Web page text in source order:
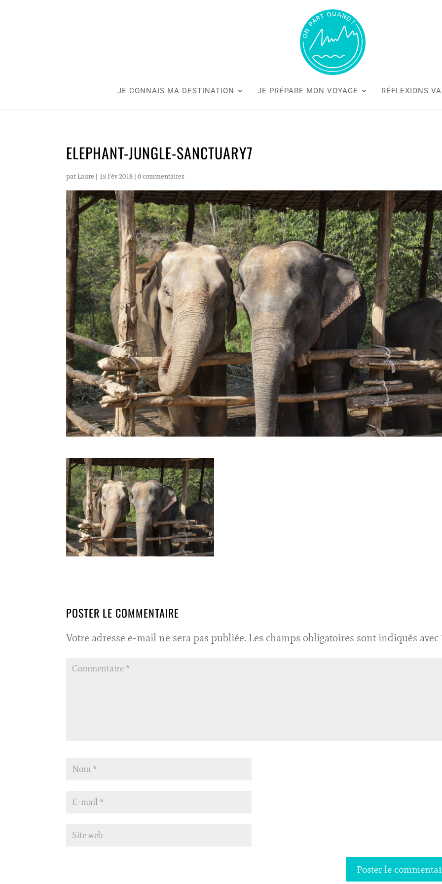
JE CONNAIS MA DESTINATION JE PRÉPARE MON VOYAGE RÉFLEXIONS
ELEPHANT-JUNGLE-SANCTUARY7
par Laure | 15 Fév 2018 |0 commentaires
POSTER LE COMMENTAIRE
Votre adresse e-mail ne sera pas publiée. Les champs obligatoires sont indiqués avec